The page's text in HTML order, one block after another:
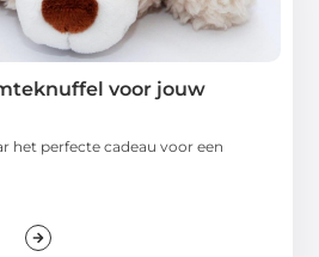
voor jouw
het perfecte cadeau voor een